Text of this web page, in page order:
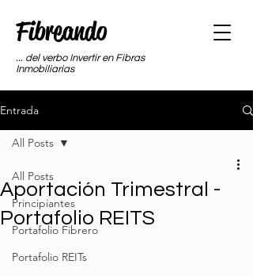
Fibreando
... del verbo Invertir en Fibras
Inmobiliarias
Entrada
All Posts
Principiantes
Portafolio Fibrero
Portafolio REITs
All Posts
Aportación Trimestral -
Portafolio REITS